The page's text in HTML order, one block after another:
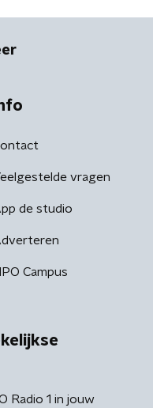
vragen
de studio
Campus
Radio 1 in jouw